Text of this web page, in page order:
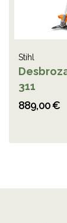
Stihl
311
889,00 €